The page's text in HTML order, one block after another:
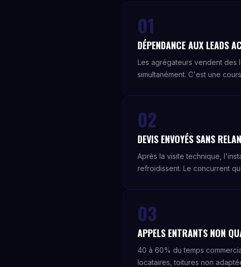
01
DÉPENDANCE AUX LEADS
Les agrégateurs vendent
simultanément. C'est une
02
DEVIS ENVOYÉS SANS
Après la visite technique,
refroidissent. Le concurrent
03
APPELS ENTRANTS NON
40 à 60% du temps
locataires, toitures non